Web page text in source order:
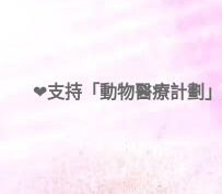
❤支持「動物醫療計劃」